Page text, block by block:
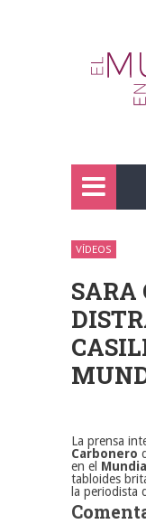
VÍDEOS
SARA
La prensa
Carbonero
en el
tabloides
la periodista